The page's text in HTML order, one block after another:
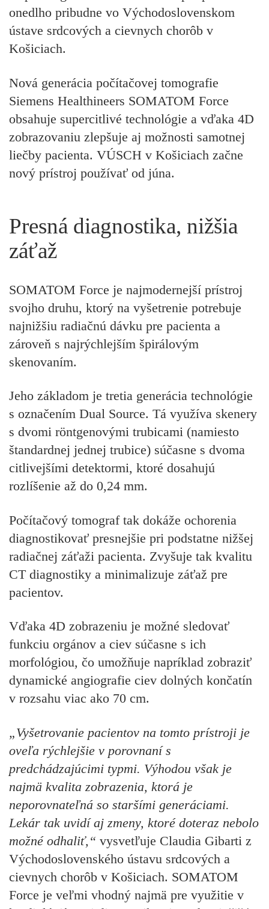
onedlho pribudne vo Východoslovenskom
ústave srdcových a cievnych chorôb v
Košiciach.
Nová generácia počítačovej tomografie
Siemens Healthineers SOMATOM Force
obsahuje supercitlivé technológie a vďaka 4D
zobrazovaniu zlepšuje aj možnosti samotnej
liečby pacienta. VÚSCH v Košiciach začne
nový prístroj používať od júna.
Presná diagnostika, nižšia
záťaž
SOMATOM Force je najmodernejší prístroj
svojho druhu, ktorý na vyšetrenie potrebuje
najnižšiu radiačnú dávku pre pacienta a
zároveň s najrýchlejším špirálovým
skenovaním.
Jeho základom je tretia generácia technológie
s označením Dual Source. Tá využíva skenery
s dvomi röntgenovými trubicami (namiesto
štandardnej jednej trubice) súčasne s dvoma
citlivejšími detektormi, ktoré dosahujú
rozlíšenie až do 0,24 mm.
Počítačový tomograf tak dokáže ochorenia
diagnostikovať presnejšie pri podstatne nižšej
radiačnej záťaži pacienta. Zvyšuje tak kvalitu
CT diagnostiky a minimalizuje záťaž pre
pacientov.
Vďaka 4D zobrazeniu je možné sledovať
funkciu orgánov a ciev súčasne s ich
morfológiou, čo umožňuje napríklad zobraziť
dynamické angiografie ciev dolných končatín
v rozsahu viac ako 70 cm.
„Vyšetrovanie pacientov na tomto prístroji je
oveľa rýchlejšie v porovnaní s
predchádzajúcimi typmi. Výhodou však je
najmä kvalita zobrazenia, ktorá je
neporovnateľná so staršími generáciami.
Lekár tak uvidí aj zmeny, ktoré doteraz nebolo
možné odhaliť,“ vysvetľuje Claudia Gibarti z
Východoslovenského ústavu srdcových a
cievnych chorôb v Košiciach. SOMATOM
Force je veľmi vhodný najmä pre využitie v